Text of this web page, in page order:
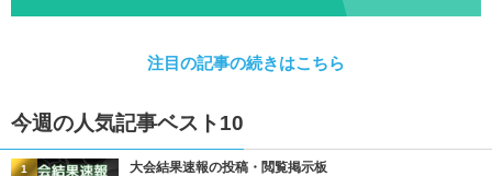
注目の記事の続きはこちら
今週の人気記事ベスト10
大会結果速報の投稿・閲覧掲示板
1